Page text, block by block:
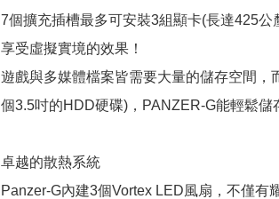
7個擴充插槽最多可安裝3組顯卡(長達425
享受虛擬實境的效果！
遊戲與多媒體檔案皆需要大量的儲存空間
個3.5吋的HDD硬碟)，PANZER-G能輕鬆儲
卓越的散熱系統
Panzer-G內建3個Vortex LED風扇，不僅